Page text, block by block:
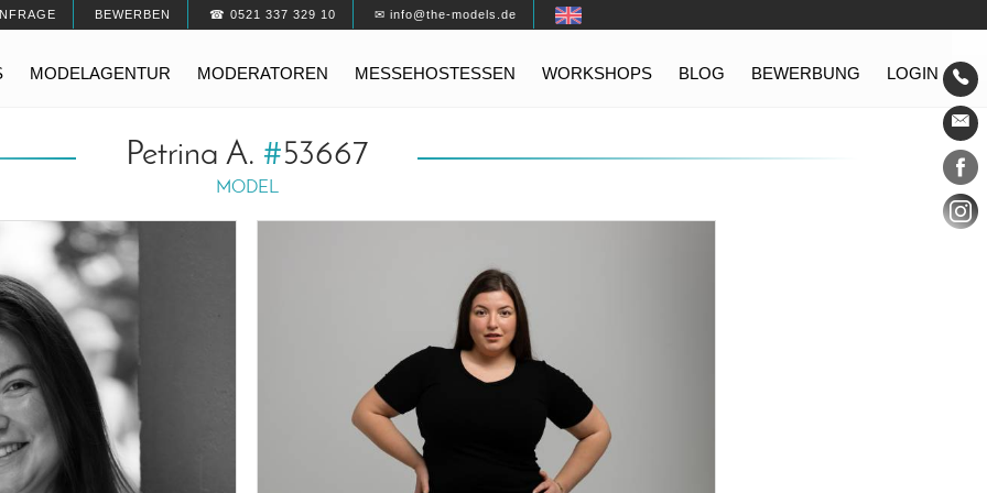
BEWERBEN ☎ 0521 337 329 10 ✉ info@the-models.de
MODELAGENTUR MODERATOREN MESSEHOSTESSEN WORKSHOPS BLOG BEWERBUNG LOGIN
Petrina A. #53667
MODEL